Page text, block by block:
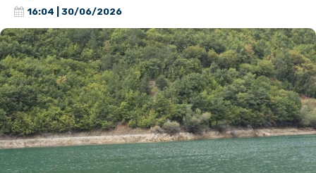
16:04 | 30/06/2026